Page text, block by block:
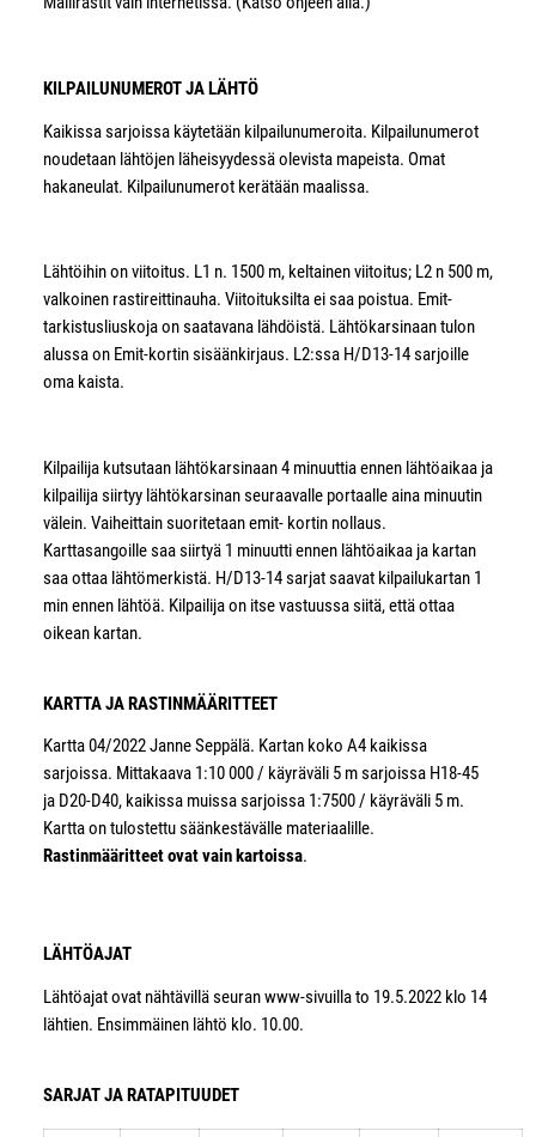
KILPAILUNUMEROT JA LÄHTÖ
Kaikissa sarjoissa käytetään kilpailunumeroita. Kilpailunumerot
noudetaan lähtöjen läheisyydessä olevista mapeista. Omat
hakaneulat. Kilpailunumerot kerätään maalissa.
Lähtöihin on viitoitus. L1 n. 1500 m, keltainen viitoitus; L2 n 500 m,
valkoinen rastireittinauha. Viitoituksilta ei saa poistua. Emit-
tarkistusliuskoja on saatavana lähdöistä. Lähtökarsinaan tulon
alussa on Emit-kortin sisäänkirjaus. L2:ssa H/D13-14 sarjoille
oma kaista.
Kilpailija kutsutaan lähtökarsinaan 4 minuuttia ennen lähtöaikaa ja
kilpailija siirtyy lähtökarsinan seuraavalle portaalle aina minuutin
välein. Vaiheittain suoritetaan emit- kortin nollaus.
Karttasangoille saa siirtyä 1 minuutti ennen lähtöaikaa ja kartan
saa ottaa lähtömerkistä. H/D13-14 sarjat saavat kilpailukartan 1
min ennen lähtöä. Kilpailija on itse vastuussa siitä, että ottaa
oikean kartan.
KARTTA JA RASTINMÄÄRITTEET
Kartta 04/2022 Janne Seppälä. Kartan koko A4 kaikissa
sarjoissa. Mittakaava 1:10 000 / käyräväli 5 m sarjoissa H18-45
ja D20-D40, kaikissa muissa sarjoissa 1:7500 / käyräväli 5 m.
Kartta on tulostettu säänkestävälle materiaalille.
Rastinmääritteet ovat vain kartoissa.
LÄHTÖAJAT
Lähtöajat ovat nähtävillä seuran www-sivuilla to 19.5.2022 klo 14
lähtien. Ensimmäinen lähtö klo. 10.00.
SARJAT JA RATAPITUUDET